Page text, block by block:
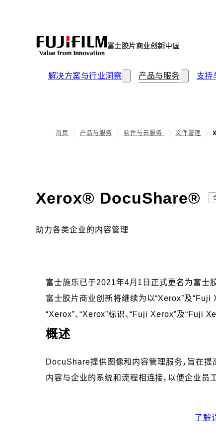
富士胶片商业创新中国
解决方案与行业洞察 产品与服务 支持
首页 产品与服务 软件与云服务 文件管理
Xerox® DocuShare®
助力各类企业的内容管理
富士施乐已于2021年4月1日正式更名为富士
富士胶片商业创新将继续为以“Xerox”及“Fuji
“Xerox”、“Xerox”标识、“Fuji Xerox”及“Fuji
概述
DocuShare提供图像和内容管理服务，旨在
内容与企业的系统和流程相连接，以便企业员
了解